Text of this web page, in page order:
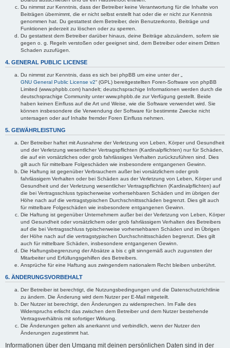
Du nimmst zur Kenntnis, dass der Betreiber keine Verantwortung für die Inhalte von
Beiträgen übernimmt, die er nicht selbst erstellt hat oder die er nicht zur Kenntnis
genommen hat. Du gestattest dem Betreiber, dein Benutzerkonto, Beiträge und
Funktionen jederzeit zu löschen oder zu sperren.
Du gestattest dem Betreiber darüber hinaus, deine Beiträge abzuändern, sofern sie
gegen o. g. Regeln verstoßen oder geeignet sind, dem Betreiber oder einem Dritten
Schaden zuzufügen.
4. GENERAL PUBLIC LICENSE
Du nimmst zur Kenntnis, dass es sich bei phpBB um eine unter der „
GNU General Public License v2“ (GPL) bereitgestellten Foren-Software von phpBB
Limited (www.phpbb.com) handelt; deutschsprachige Informationen werden durch die
deutschsprachige Community unter www.phpbb.de zur Verfügung gestellt. Beide
haben keinen Einfluss auf die Art und Weise, wie die Software verwendet wird. Sie
können insbesondere die Verwendung der Software für bestimmte Zwecke nicht
untersagen oder auf Inhalte fremder Foren Einfluss nehmen.
5. GEWÄHRLEISTUNG
Der Betreiber haftet mit Ausnahme der Verletzung von Leben, Körper und Gesundheit
und der Verletzung wesentlicher Vertragspflichten (Kardinalpflichten) nur für Schäden,
die auf ein vorsätzliches oder grob fahrlässiges Verhalten zurückzuführen sind. Dies
gilt auch für mittelbare Folgeschäden wie insbesondere entgangenen Gewinn.
Die Haftung ist gegenüber Verbrauchern außer bei vorsätzlichem oder grob
fahrlässigem Verhalten oder bei Schäden aus der Verletzung von Leben, Körper und
Gesundheit und der Verletzung wesentlicher Vertragspflichten (Kardinalpflichten) auf
die bei Vertragsschluss typischerweise vorhersehbaren Schäden und im übrigen der
Höhe nach auf die vertragstypischen Durchschnittsschäden begrenzt. Dies gilt auch
für mittelbare Folgeschäden wie insbesondere entgangenen Gewinn.
Die Haftung ist gegenüber Unternehmern außer bei der Verletzung von Leben, Körper
und Gesundheit oder vorsätzlichem oder grob fahrlässigem Verhalten des Betreibers
auf die bei Vertragsschluss typischerweise vorhersehbaren Schäden und im Übrigen
der Höhe nach auf die vertragstypischen Durchschnittsschäden begrenzt. Dies gilt
auch für mittelbare Schäden, insbesondere entgangenen Gewinn.
Die Haftungsbegrenzung der Absätze a bis c gilt sinngemäß auch zugunsten der
Mitarbeiter und Erfüllungsgehilfen des Betreibers.
Ansprüche für eine Haftung aus zwingendem nationalem Recht bleiben unberührt.
6. ÄNDERUNGSVORBEHALT
Der Betreiber ist berechtigt, die Nutzungsbedingungen und die Datenschutzrichtlinie
zu ändern. Die Änderung wird dem Nutzer per E-Mail mitgeteilt.
Der Nutzer ist berechtigt, den Änderungen zu widersprechen. Im Falle des
Widerspruchs erlischt das zwischen dem Betreiber und dem Nutzer bestehende
Vertragsverhältnis mit sofortiger Wirkung.
Die Änderungen gelten als anerkannt und verbindlich, wenn der Nutzer den
Änderungen zugestimmt hat.
Informationen über den Umgang mit deinen persönlichen Daten sind in der